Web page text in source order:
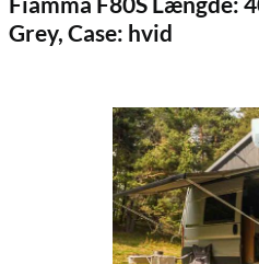
Grey, Case: hvid